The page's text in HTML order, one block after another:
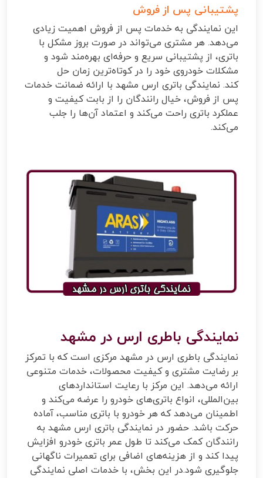
پشتیبانی پس از فروش
این نمایندگی به خدمات پس از فروش اهمیت زیادی
می‌دهد. هر مشتری می‌تواند در صورت بروز مشکل با
باتری، از پشتیبانی سریع و حرفه‌ای بهره‌مند شود و
مشکلات خودروی خود را در کوتاه‌ترین زمان حل
کند. نمایندگی باتری ارس مشهد با ارائه ضمانت خدمات
پس از فروش، خیال رانندگان را از بابت کیفیت و
عملکرد باتری راحت می‌کند و اعتماد آن‌ها را جلب
می‌کند.
نمایندگی باطری ارس در مشهد
نمایندگی باطری ارس در مشهد مرکزی است که با تمرکز
بر رضایت مشتری و کیفیت محصولات، خدمات متنوعی
ارائه می‌دهد. این مرکز با رعایت استانداردهای
بین‌المللی، انواع باتری‌های خودرو را عرضه می‌کند و
اطمینان می‌دهد که هر خودرو با باتری مناسب، آماده
حرکت باشد. حضور در نمایندگی باتری ارس مشهد به
رانندگان کمک می‌کند تا طول عمر باتری خودرو افزایش
پیدا کند و از هزینه‌های اضافی برای تعمیرات ناگهانی
جلوگیری شود.در این بخش، با خدمات اصلی نمایندگی